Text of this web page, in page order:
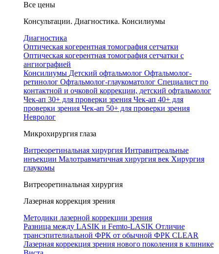
Все цены
Консультации. Диагностика. Консилиумы
Диагностика
Оптическая когерентная томография сетчатки
Оптическая когерентная томография сетчатки с
ангиографией
Консилиумы Детский офтальмолог Офтальмолог-
ретинолог Офтальмолог-глаукоматолог Специалист по
контактной и очковой коррекции, детский офтальмолог
Чек-ап 30+ для проверки зрения Чек-ап 40+ для
проверки зрения Чек-ап 50+ для проверки зрения
Невролог
Микрохирургия глаза
Витреоретинальная хирургия Интравитреальные
инъекции Малотравматичная хирургия век Хирургия
глаукомы
Витреоретинальная хирургия
Лазерная коррекция зрения
Методики лазерной коррекции зрения
Разница между LASIK и Femto-LASIK Отличие
трансэпителиальной ФРК от обычной ФРК CLEAR
Лазерная коррекция зрения нового поколения в клинике